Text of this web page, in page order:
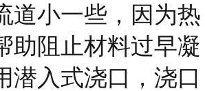
道小一些，因为热
助阻止材料过早凝
潜入式浇口，浇口